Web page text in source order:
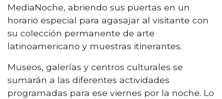
MediaNoche, abriendo sus puertas en un
horario especial para agasajar al visitante con
su colección permanente de arte
latinoamericano y muestras itinerantes.
Museos, galerías y centros culturales se
sumarán a las diferentes actividades
programadas para ese viernes por la noche. Lo